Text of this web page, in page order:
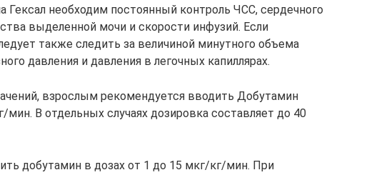
необходим постоянный контроль ЧСС, сердечного
выделенной мочи и скорости инфузий. Если
также следить за величиной минутного объема
давления и давления в легочных капиллярах.
взрослым рекомендуется вводить Добутамин
мин. В отдельных случаях дозировка составляет до 40
добутамин в дозах от 1 до 15 мкг/кг/мин. При